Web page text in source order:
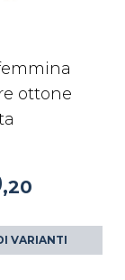
ottone
,20
VARIANTI